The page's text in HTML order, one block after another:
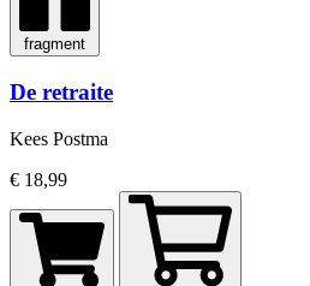
fragment
De retraite
Kees Postma
€ 18,99